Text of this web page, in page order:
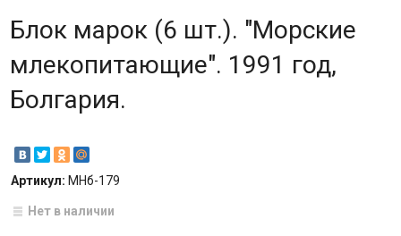
Блок марок (6 шт.). "Морские
млекопитающие". 1991 год,
Болгария.
Артикул: МНб-179
Нет в наличии